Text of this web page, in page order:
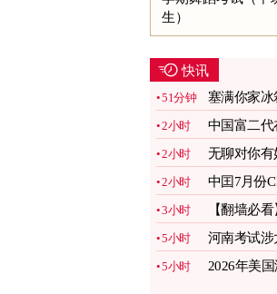
生）
快讯
51分钟
塞满你家冰
食获赞
2小时
中国富二
刀身亡
2小时 无聊对你有
图
2小时
中囯7月份
3小时
【翻墙必
病亡 图
5小时
河南考试涉
绩全作废
5小时
2026年美